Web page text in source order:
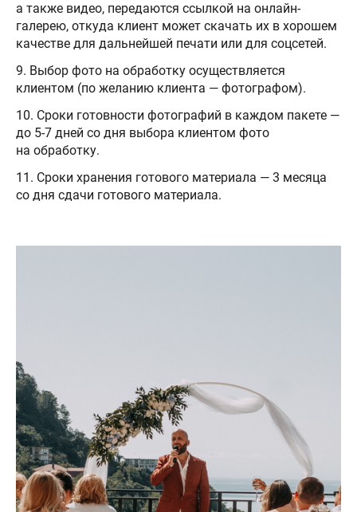
а также видео, передаются ссылкой на онлайн-
галерею, откуда клиент может скачать их в хорошем
качестве для дальнейшей печати или для соцсетей.
9. Выбор фото на обработку осуществляется
клиентом (по желанию клиента — фотографом).
10. Сроки готовности фотографий в каждом пакете —
до 5-7 дней со дня выбора клиентом фото
на обработку.
11. Сроки хранения готового материала — 3 месяца
со дня сдачи готового материала.